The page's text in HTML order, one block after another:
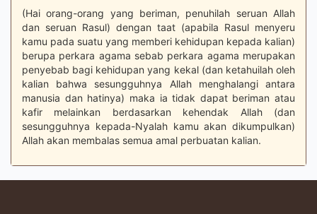
(Hai orang-orang yang beriman, penuhilah seruan Allah
dan seruan Rasul) dengan taat (apabila Rasul menyeru
kamu pada suatu yang memberi kehidupan kepada kalian)
berupa perkara agama sebab perkara agama merupakan
penyebab bagi kehidupan yang kekal (dan ketahuilah oleh
kalian bahwa sesungguhnya Allah menghalangi antara
manusia dan hatinya) maka ia tidak dapat beriman atau
kafir melainkan berdasarkan kehendak Allah (dan
sesungguhnya kepada-Nyalah kamu akan dikumpulkan)
Allah akan membalas semua amal perbuatan kalian.